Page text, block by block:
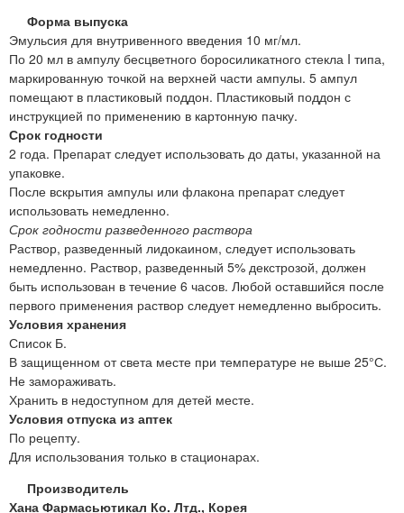
Форма выпуска
Эмульсия для внутривенного введения 10 мг/мл.
По 20 мл в ампулу бесцветного боросиликатного стекла I типа,
маркированную точкой на верхней части ампулы. 5 ампул
помещают в пластиковый поддон. Пластиковый поддон с
инструкцией по применению в картонную пачку.
Срок годности
2 года. Препарат следует использовать до даты, указанной на
упаковке.
После вскрытия ампулы или флакона препарат следует
использовать немедленно.
Срок годности разведенного раствора
Раствор, разведенный лидокаином, следует использовать
немедленно. Раствор, разведенный 5% декстрозой, должен
быть использован в течение 6 часов. Любой оставшийся после
первого применения раствор следует немедленно выбросить.
Условия хранения
Список Б.
В защищенном от света месте при температуре не выше 25°С.
Не замораживать.
Хранить в недоступном для детей месте.
Условия отпуска из аптек
По рецепту.
Для использования только в стационарах.
Производитель
Хана Фармасьютикал Ко. Лтд., Корея